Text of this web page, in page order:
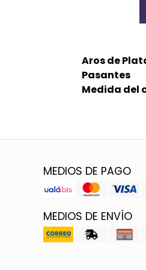
Aros de
Pasantes
Medida del
MEDIOS DE PAGO
MEDIOS DE ENVÍO